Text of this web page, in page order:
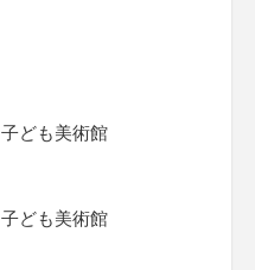
ども美術館
ども美術館